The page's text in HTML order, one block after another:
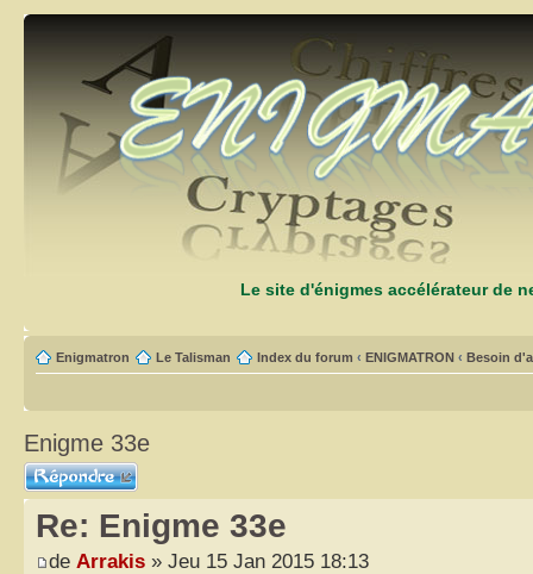
Le site d'énigmes accélérateur de
Enigmatron Le Talisman Index du forum ‹ ENIGMATRON ‹ Besoin
Enigme 33e
Répondre
Re: Enigme 33e
de Arrakis » Jeu 15 Jan 2015 18:13